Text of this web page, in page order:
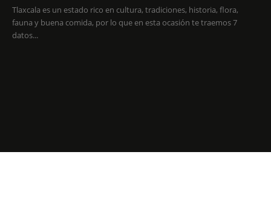
Tlaxcala es un estado rico en cultura, tradiciones, historia, flora,
fauna y buena comida, por lo que en esta ocasión te traemos 7
datos...